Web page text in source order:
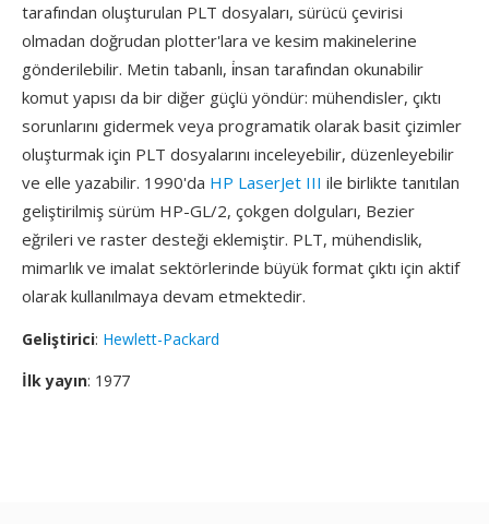
tarafından oluşturulan PLT dosyaları, sürücü çevirisi
olmadan doğrudan plotter'lara ve kesim makinelerine
gönderilebilir. Metin tabanlı, i̇nsan tarafından okunabilir
komut yapısı da bir diğer güçlü yöndür: mühendisler, çıktı
sorunlarını gidermek veya programatik olarak basit çizimler
oluşturmak için PLT dosyalarını inceleyebilir, düzenleyebilir
ve elle yazabilir. 1990'da HP LaserJet III ile birlikte tanıtılan
geliştirilmiş sürüm HP-GL/2, çokgen dolguları, Bezier
eğrileri ve raster desteği eklemiştir. PLT, mühendislik,
mimarlık ve imalat sektörlerinde büyük format çıktı için aktif
olarak kullanılmaya devam etmektedir.
Geliştirici: Hewlett-Packard
İlk yayın: 1977